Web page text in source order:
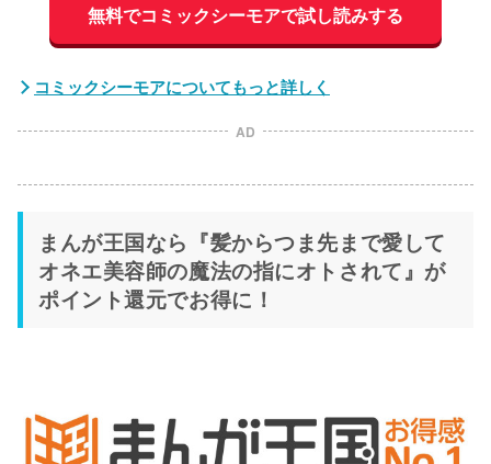
無料でコミックシーモアで試し読みする
コミックシーモアについてもっと詳しく
AD
まんが王国なら『髪からつま先まで愛して
オネエ美容師の魔法の指にオトされて』が
ポイント還元でお得に！